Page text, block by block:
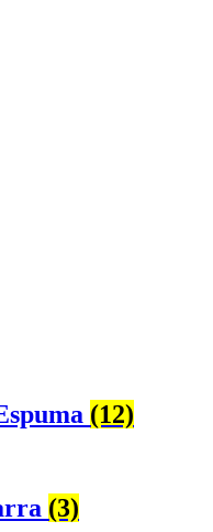
(12)
(3)